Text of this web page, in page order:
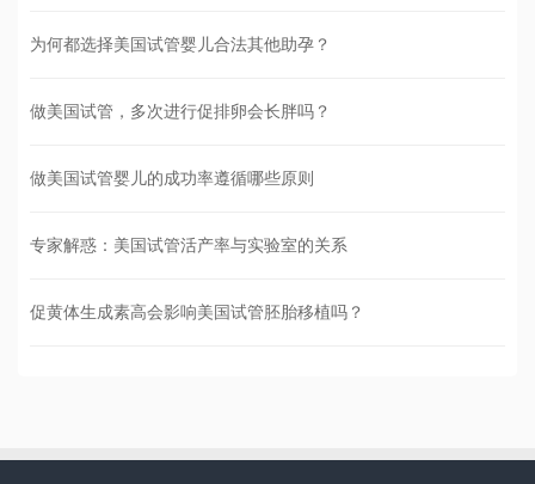
为何都选择美国试管婴儿合法其他助孕？
做美国试管，多次进行促排卵会长胖吗？
做美国试管婴儿的成功率遵循哪些原则
专家解惑：美国试管活产率与实验室的关系
促黄体生成素高会影响美国试管胚胎移植吗？